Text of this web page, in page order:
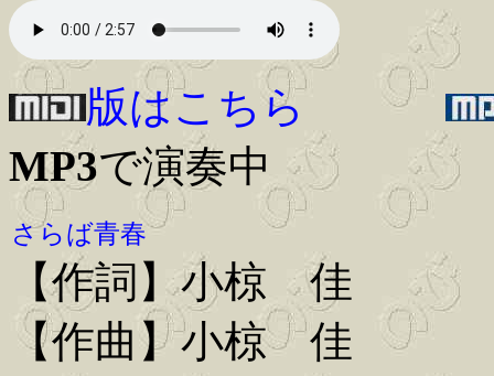
版はこちら
MP3で演奏中
さらば青春
【作詞】小椋 佳
【作曲】小椋 佳